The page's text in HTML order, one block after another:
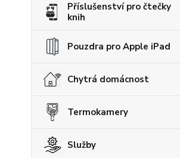
Příslušenství pro čtečky
knih
Pouzdra pro Apple iPad
Chytrá domácnost
Termokamery
Služby